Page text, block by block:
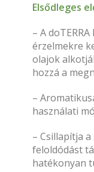
Elsődleges
– A
érzelmekre
olajok
hozzá a
–
használati
– Csillapítja
feloldódást
hatékonyan